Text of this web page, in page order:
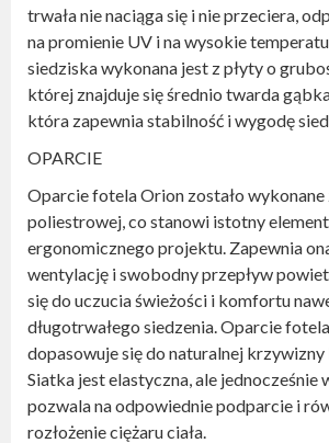
trwała nie naciąga się i nie przeciera,
na promienie UV i na wysokie
siedziska wykonana jest z płyty o
której znajduje się średnio twarda
która zapewnia stabilność i wygodę
OPARCIE
Oparcie fotela Orion zostało
poliestrowej, co stanowi istotny
ergonomicznego projektu. Zapewnia
wentylację i swobodny przepływ
się do uczucia świeżości i komfortu
długotrwałego siedzenia. Oparcie
dopasowuje się do naturalnej krzywizny
Siatka jest elastyczna, ale jednocześnie
pozwala na odpowiednie podparcie i
rozłożenie ciężaru ciała.